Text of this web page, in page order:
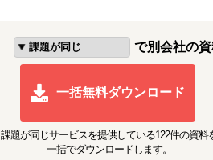
で別会社の
一括無料ダウンロード
課題が同じサービスを提供している122件の資料
一括でダウンロードします。